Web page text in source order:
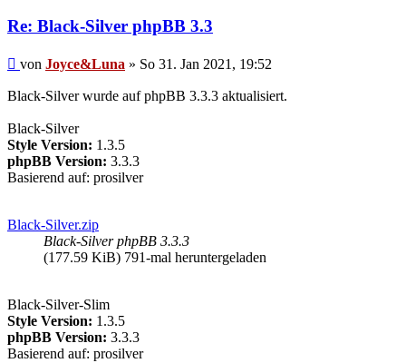
Re: Black-Silver phpBB 3.3
Beitrag
von Joyce&Luna » So 31. Jan 2021, 19:52
Black-Silver wurde auf phpBB 3.3.3 aktualisiert.
Black-Silver
Style Version: 1.3.5
phpBB Version: 3.3.3
Basierend auf: prosilver
Black-Silver.zip
Black-Silver phpBB 3.3.3
(177.59 KiB) 791-mal heruntergeladen
Black-Silver-Slim
Style Version: 1.3.5
phpBB Version: 3.3.3
Basierend auf: prosilver